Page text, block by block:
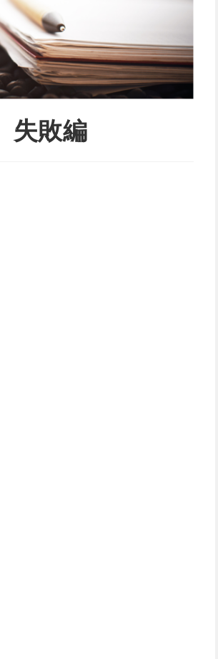
失敗編